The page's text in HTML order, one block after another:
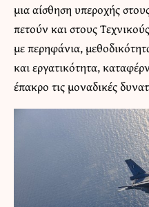
μια αίσθηση υπεροχής
πετούν και στους
με περηφάνια,
και εργατικότητα,
έπακρο τις μοναδικές